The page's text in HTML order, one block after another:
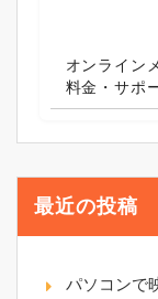
オンライン
料金・サポ
最近の投稿
パソコンで